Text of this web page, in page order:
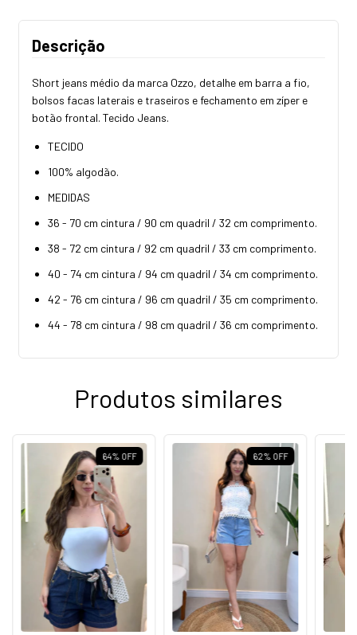
Descrição
Short jeans médio da marca Ozzo, detalhe em barra a fio,
bolsos facas laterais e traseiros e fechamento em zíper e
botão frontal. Tecido Jeans.
TECIDO
100% algodão.
MEDIDAS
36 - 70 cm cintura / 90 cm quadril / 32 cm comprimento.
38 - 72 cm cintura / 92 cm quadril / 33 cm comprimento.
40 - 74 cm cintura / 94 cm quadril / 34 cm comprimento.
42 - 76 cm cintura / 96 cm quadril / 35 cm comprimento.
44 - 78 cm cintura / 98 cm quadril / 36 cm comprimento.
Produtos similares
64% OFF 62% OFF